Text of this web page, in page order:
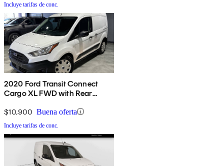
Incluye tarifas de conc.
2020 Ford Transit Connect
Cargo XL FWD with Rear
$10,900 Buena oferta
Incluye tarifas de conc.